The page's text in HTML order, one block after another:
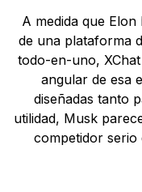
A medida que
de una plataforma
todo-en-uno,
angular de esa
diseñadas tanto
utilidad, Musk
competidor serio